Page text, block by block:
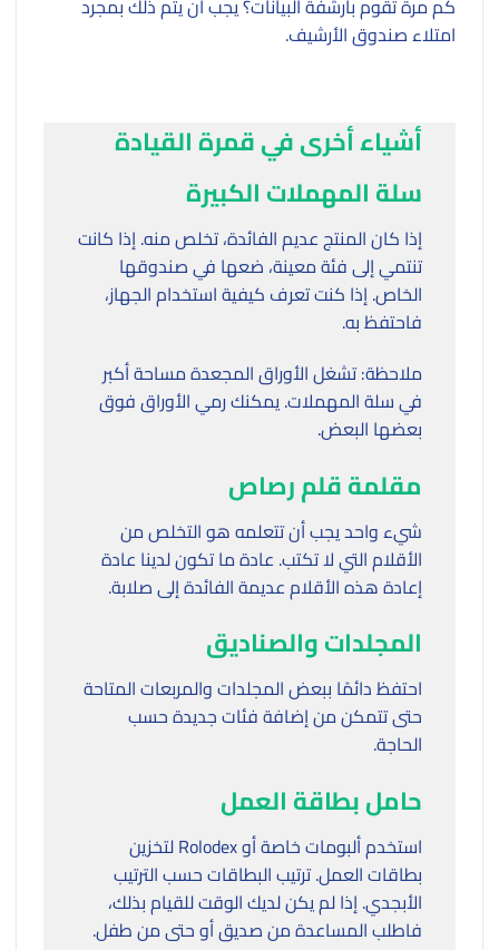
امتلاء صندوق الأرشيف.
أشياء أخرى في قمرة القيادة
سلة المهملات الكبيرة
إذا كان المنتج عديم الفائدة، تخلص منه. إذا كانت
تنتمي إلى فئة معينة، ضعها في صندوقها
الخاص. إذا كنت تعرف كيفية استخدام الجهاز،
فاحتفظ به.
ملاحظة: تشغل الأوراق المجعدة مساحة أكبر
في سلة المهملات. يمكنك رمي الأوراق فوق
بعضها البعض.
مقلمة قلم رصاص
شيء واحد يجب أن تتعلمه هو التخلص من
الأقلام التي لا تكتب. عادة ما تكون لدينا عادة
إعادة هذه الأقلام عديمة الفائدة إلى صلابة.
المجلدات والصناديق
احتفظ دائمًا ببعض المجلدات والمربعات المتاحة
حتى تتمكن من إضافة فئات جديدة حسب
الحاجة.
حامل بطاقة العمل
استخدم ألبومات خاصة أو Rolodex لتخزين
بطاقات العمل. ترتيب البطاقات حسب الترتيب
الأبجدي. إذا لم يكن لديك الوقت للقيام بذلك،
فاطلب المساعدة من صديق أو حتى من طفل.